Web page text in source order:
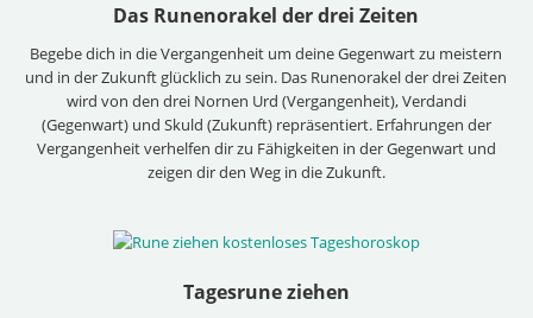
Das Runenorakel der drei Zeiten
Begebe dich in die Vergangenheit um deine Gegenwart zu meistern
und in der Zukunft glücklich zu sein. Das Runenorakel der drei Zeiten
wird von den drei Nornen Urd (Vergangenheit), Verdandi
(Gegenwart) und Skuld (Zukunft) repräsentiert. Erfahrungen der
Vergangenheit verhelfen dir zu Fähigkeiten in der Gegenwart und
zeigen dir den Weg in die Zukunft.
Tagesrune ziehen